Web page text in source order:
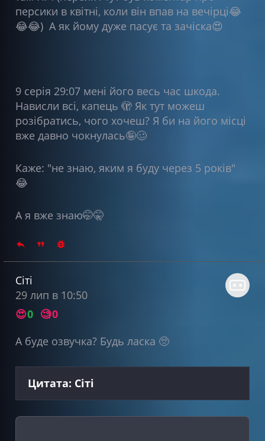
персики в квітні, коли він впав на вечірці😂
😂😂) А як йому дуже пасує та зачіска😍
9 серія 29:07 мені його весь час шкода.
Нависли всі, капець 🫣 Як тут можеш
розібратись, чого хочеш? Я би на його місці
вже давно чокнулась🤪🥴
Каже: "не знаю, яким я буду через 5 років"
😂
А я вже знаю🤭🤫
Сіті
29 лип в 10:50
😍0 🧐0
А буде озвучка? Будь ласка 🥺
Цитата: Сіті